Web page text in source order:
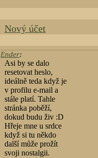
Nový účet
Ender:
Asi by se dalo
resetovat heslo,
ideálně teda když je
v profilu e-mail a
stále platí. Tahle
stránka poběží,
dokud budu živ :D
Hřeje mne u srdce
když si tu někdo
další může prožít
svoji nostalgii.